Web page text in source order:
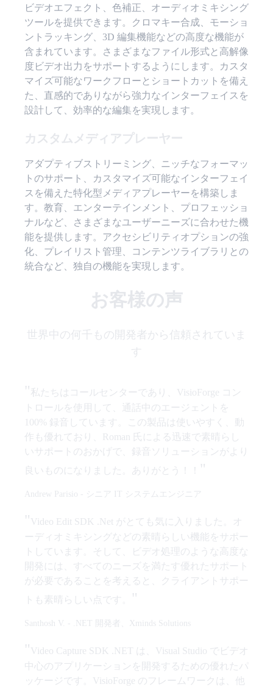
ビデオエフェクト、色補正、オーディオミキシング
ツールを提供できます。クロマキー合成、モーショ
ントラッキング、3D 編集機能などの高度な機能が
含まれています。さまざまなファイル形式と高解像
度ビデオ出力をサポートするようにします。カスタ
マイズ可能なワークフローとショートカットを備え
た、直感的でありながら強力なインターフェイスを
設計して、効率的な編集を実現します。
カスタムメディアプレーヤー
アダプティブストリーミング、ニッチなフォーマッ
トのサポート、カスタマイズ可能なインターフェイ
スを備えた特化型メディアプレーヤーを構築しま
す。教育、エンターテインメント、プロフェッショ
ナルなど、さまざまなユーザーニーズに合わせた機
能を提供します。アクセシビリティオプションの強
化、プレイリスト管理、コンテンツライブラリとの
統合など、独自の機能を実現します。
お客様の声
世界中の何千もの開発者から信頼されていま
す
"私たちはコールセンターであり、VisioForge コン
トロールを使用して、通話中のエージェントを
100% 録音しています。この製品は使いやすく、動
作も優れており、Roman 氏による迅速で素晴らし
いサポートのおかげで、録音ソリューションがより
良いものになりました。ありがとう！！ "
Andrew Parisio - シニア IT システムエンジニア
" Video Edit SDK .Net がとても気に入りました。オ
ーディオミキシングなどの素晴らしい機能をサポー
トしています。そして、ビデオ処理のような高度な
開発には、すべてのニーズを満たす優れたサポート
が必要であることを考えると、クライアントサポー
トも素晴らしい点です。
"
Santhosh V. - .NET 開発者、Xminds Solutions
" Video Capture SDK .NET は、Visual Studio でビデオ
中心のアプリケーションを開発するための優れたパ
ッケージです。VisioForge のフレームワークは、他